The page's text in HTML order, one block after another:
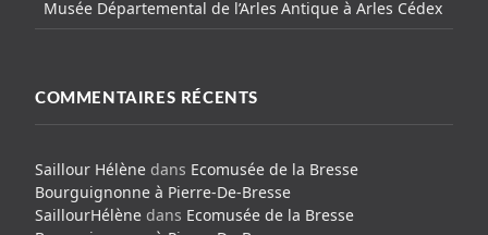
Musée Départemental de l’Arles Antique à Arles Cédex
COMMENTAIRES RÉCENTS
Saillour Hélène dans Ecomusée de la Bresse
Bourguignonne à Pierre-De-Bresse
SaillourHélène dans Ecomusée de la Bresse